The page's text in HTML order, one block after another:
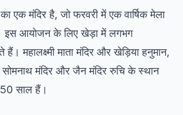
एक मंदिर है, जो फरवरी में एक वार्षिक मेला
इस आयोजन के लिए खेड़ा में लगभग
महालक्ष्मी माता मंदिर और खेड़िया हनुमान,
सोमनाथ मंदिर और जैन मंदिर रुचि के स्थान
साल हैं।